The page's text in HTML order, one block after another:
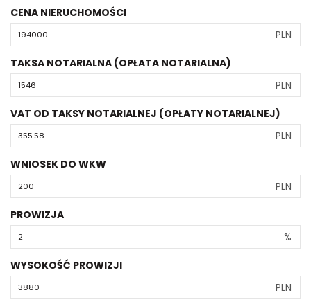
CENA NIERUCHOMOŚCI
PLN
TAKSA NOTARIALNA (OPŁATA NOTARIALNA)
PLN
VAT OD TAKSY NOTARIALNEJ (OPŁATY NOTARIALNEJ)
PLN
WNIOSEK DO WKW
PLN
PROWIZJA
%
WYSOKOŚĆ PROWIZJI
PLN